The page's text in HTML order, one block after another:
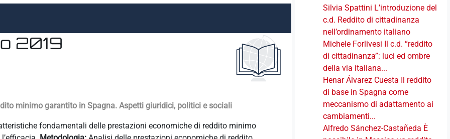
Silvia Spattini L’introduzione del
c.d. Reddito di cittadinanza
nell’ordinamento italiano
Michele Forlivesi Il c.d. “reddito
di cittadinanza”: luci ed ombre
della via italiana...
Henar Álvarez Cuesta Il reddito
di base in Spagna come
meccanismo di adattamento ai
cambiamenti...
Alfredo Sánchez-Castañeda È
2019
minimo garantito in Spagna. Aspetti giuridici, politici e sociali
fondamentali delle prestazioni economiche di reddito minimo